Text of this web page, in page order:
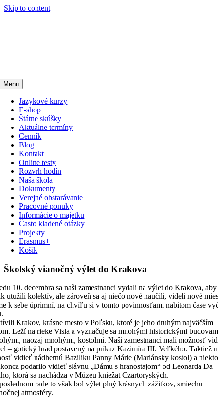
Skip to content
Menu
Jazykové kurzy
E-shop
Štátne skúšky
Aktuálne termíny
Cenník
Blog
Kontakt
Online testy
Rozvrh hodín
Naša škola
Dokumenty
Verejné obstarávanie
Pracovné ponuky
Informácie o majetku
Často kladené otázky
Projekty
Erasmus+
Košík
Školský vianočný výlet do Krakova
10. decembra sa naši zamestnanci vydali na výlet do Krakova, aby
utužili kolektív, ale zároveň sa aj niečo nové naučili, videli nové
k sebe úprimní, na chvíľu si v tomto povinnosťami nabitom čase
Krakov, krásne mesto v Poľsku, ktoré je jeho druhým najväčším
Leží na rieke Visla a vyznačuje sa mnohými historickými
naozaj mnohými, kostolmi. Naši zamestnanci mali možnosť
– gotický hrad postavený na príkaz Kazimíra III. Veľkého. Taktiež
vidieť nádhernú Baziliku Panny Márie (Mariánsky kostol) a
podarilo vidieť slávnu „Dámu s hranostajom“ od Leonarda Da
ktorá sa nachádza v Múzeu kniežat Czartoryských.
rade to však bol výlet plný krásnych zážitkov, smiechu
atmosféry.